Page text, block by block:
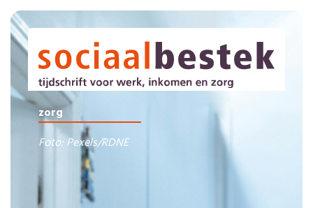
zorg
Foto: Pexels/RDNE